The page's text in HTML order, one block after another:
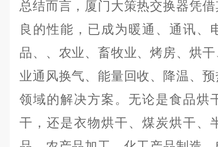
总结而言，厦门大策热交换器凭
良的性能，已成为暖通、通讯、
品、、农业、畜牧业、烤房、烘
业通风换气、能量回收、降温、
领域的解决方案。无论是食品烘
干，还是衣物烘干、煤炭烘干、